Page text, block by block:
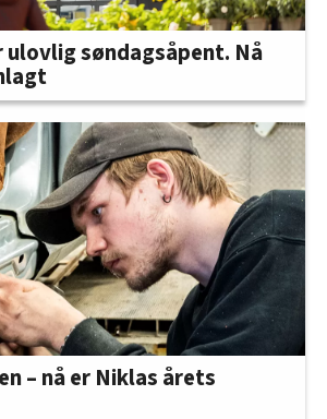
søndagsåpent. Nå
– nå er Niklas årets